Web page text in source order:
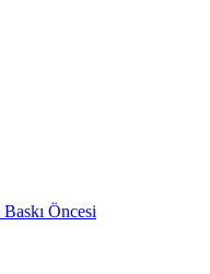
Baskı Öncesi